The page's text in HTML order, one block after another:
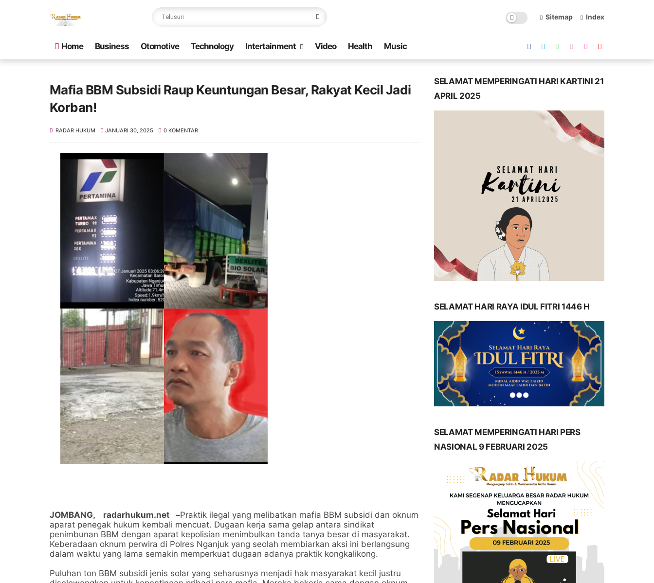
Sitemap Index
Home Business Otomotive Technology Intertainment Video Health Music
Mafia BBM Subsidi Raup Keuntungan Besar, Rakyat Kecil Jadi
Korban!
RADAR HUKUM JANUARI 30, 2025 0 KOMENTAR
JOMBANG, radarhukum.net –Praktik ilegal yang melibatkan mafia BBM subsidi dan oknum
aparat penegak hukum kembali mencuat. Dugaan kerja sama gelap antara sindikat
penimbunan BBM dengan aparat kepolisian menimbulkan tanda tanya besar di masyarakat.
Keberadaan oknum perwira di Polres Nganjuk yang seolah membiarkan aksi ini berlangsung
dalam waktu yang lama semakin memperkuat dugaan adanya praktik kongkalikong.
Puluhan ton BBM subsidi jenis solar yang seharusnya menjadi hak masyarakat kecil justru
SELAMAT MEMPERINGATI HARI KARTINI 21
APRIL 2025
SELAMAT HARI RAYA IDUL FITRI 1446 H
SELAMAT MEMPERINGATI HARI PERS
NASIONAL 9 FEBRUARI 2025